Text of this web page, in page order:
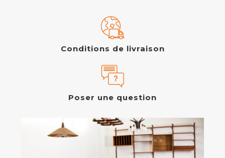
Conditions de livraison
Poser une question